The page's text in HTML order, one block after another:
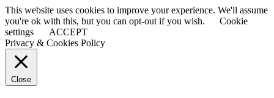
This website uses cookies to improve your experience. We'll assume
you're ok with this, but you can opt-out if you wish.
Cookie
settings
ACCEPT
Privacy & Cookies Policy
Close